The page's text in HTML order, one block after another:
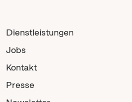
Dienstleistungen
Jobs
Kontakt
Presse